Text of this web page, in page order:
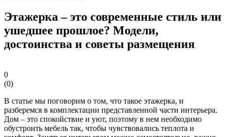
Этажерка – это современные стиль или
ушедшее прошлое? Модели,
достоинства и советы размещения
0
(0)
В статье мы поговорим о том, что такое этажерка, и
разберемся в комплектации представленной части интерьера.
Дом – это спокойствие и уют, поэтому в нем необходимо
обустроить мебель так, чтобы чувствовались теплота и